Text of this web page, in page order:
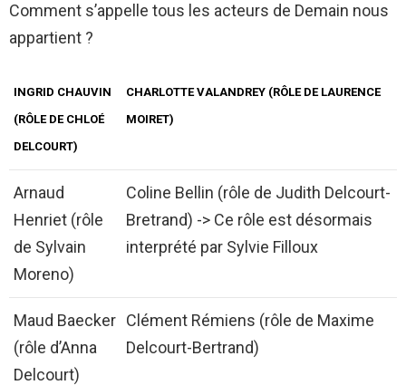
Comment s’appelle tous les acteurs de Demain nous
appartient ?
INGRID CHAUVIN
(RÔLE DE CHLOÉ
DELCOURT)
CHARLOTTE VALANDREY (RÔLE DE LAURENCE
MOIRET)
Arnaud
Henriet (rôle
de Sylvain
Moreno)
Coline Bellin (rôle de Judith Delcourt-
Bretrand) -> Ce rôle est désormais
interprété par Sylvie Filloux
Maud Baecker
(rôle d’Anna
Delcourt)
Clément Rémiens (rôle de Maxime
Delcourt-Bertrand)